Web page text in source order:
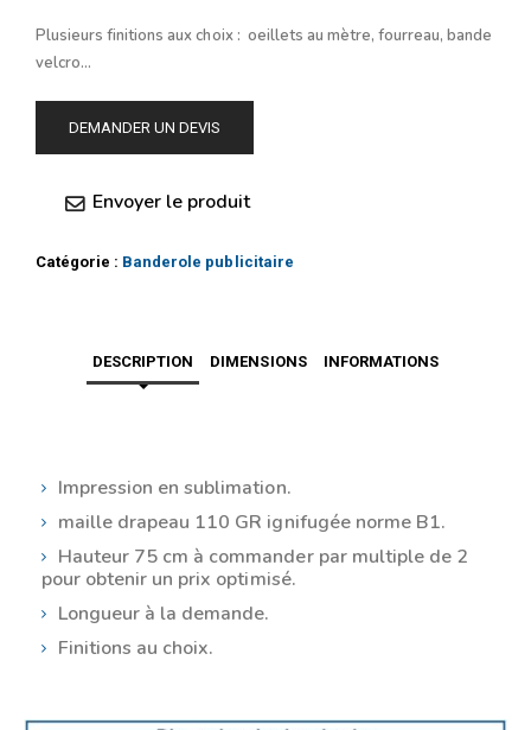
Plusieurs finitions aux choix : oeillets au mètre, fourreau, bande
velcro…
DEMANDER UN DEVIS
Envoyer le produit
Catégorie : Banderole publicitaire
DESCRIPTION DIMENSIONS INFORMATIONS
Impression en sublimation.
maille drapeau 110 GR ignifugée norme B1.
Hauteur 75 cm à commander par multiple de 2
pour obtenir un prix optimisé.
Longueur à la demande.
Finitions au choix.